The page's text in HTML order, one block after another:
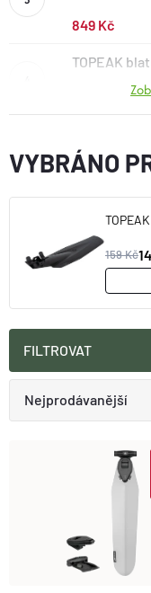
CYKLISTIKA
Nákup pro kolektiv
Doprava a platba
Obchodní podmínky
Moje
849 Kč
TOPEAK
VYBRÁNO
159 Kč
FILTROVAT
Ř
Nejprodávanější
Nejdražší
Abecedně